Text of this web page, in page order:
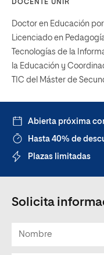
DOCENTE UNIR
Doctor en Educación
Licenciado en
Tecnologías de la
la Educación y
TIC del Máster de
Abierta próxima
Hasta 40% de
Plazas limitadas
Solicita